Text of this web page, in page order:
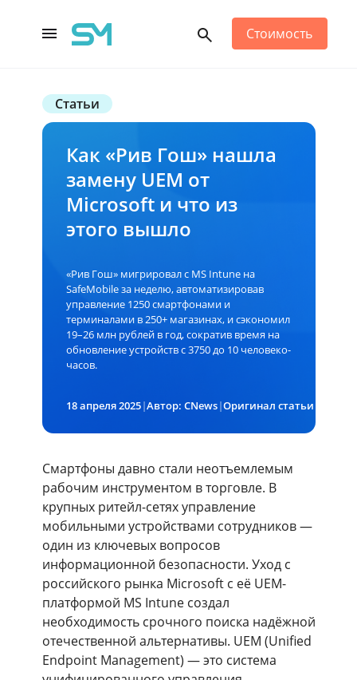
Main Navigation Стоимость
Статьи
Как «Рив Гош» нашла
замену UEM от
Microsoft и что из
этого вышло
«Рив Гош» мигрировал с MS Intune на
SafeMobile за неделю, автоматизировав
управление 1250 смартфонами и
терминалами в 250+ магазинах, и сэкономил
19–26 млн рублей в год, сократив время на
обновление устройств с 3750 до 10 человеко-
часов.
18 апреля 2025|Автор: CNews|
Смартфоны давно стали неотъемлемым
рабочим инструментом в торговле. В
крупных ритейл-сетях управление
мобильными устройствами сотрудников —
один из ключевых вопросов
информационной безопасности. Уход с
российского рынка Microsoft с её UEM-
платформой MS Intune создал
необходимость срочного поиска надёжной
отечественной альтернативы. UEM (Unified
Endpoint Management) — это система